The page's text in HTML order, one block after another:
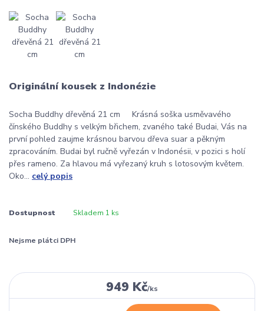
Originální kousek z Indonézie
Socha Buddhy dřevěná 21 cm Krásná soška usměvavého
čínského Buddhy s velkým břichem, zvaného také Budai, Vás na
první pohled zaujme krásnou barvou dřeva suar a pěkným
zpracováním. Budai byl ručně vyřezán v Indonésii, v pozici s holí
přes rameno. Za hlavou má vyřezaný kruh s lotosovým květem.
Oko... celý popis
Dostupnost Skladem 1 ks
Nejsme plátci DPH
949 Kč/ks